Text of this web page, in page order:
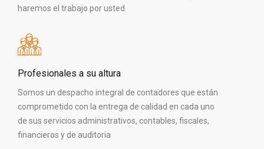
haremos el trabajo por usted
Profesionales a su altura
Somos un despacho integral de contadores que están
comprometido con la entrega de calidad en cada uno
de sus servicios administrativos, contables, fiscales,
financieros y de auditoria